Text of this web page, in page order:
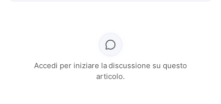
Accedi per iniziare la discussione su questo
articolo.